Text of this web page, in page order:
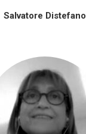
Salvatore Distefano